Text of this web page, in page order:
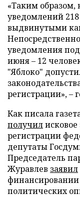
«Таким
уведомлений
выдвинутыми
уведомления
июня – 12
"Яблоко"
регистрации», –
Как писала
получил
регистрации
депутаты
Председатель
Журавлев заявил
политических